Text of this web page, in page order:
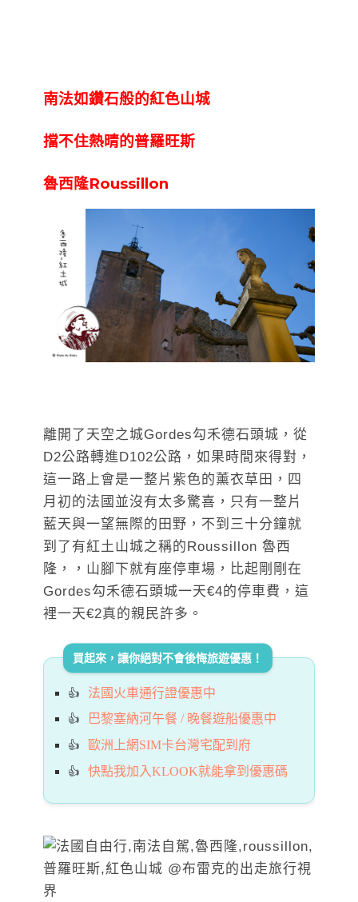
南法如鑽石般的紅色山城
擋不住熱晴的普羅旺斯
魯西隆Roussillon
離開了天空之城Gordes勾禾德石頭城，從
D2公路轉進D102公路，如果時間來得對，
這一路上會是一整片紫色的薰衣草田，四
月初的法國並沒有太多驚喜，只有一整片
藍天與一望無際的田野，不到三十分鐘就
到了有紅土山城之稱的Roussillon 魯西
隆，，山腳下就有座停車場，比起剛剛在
Gordes勾禾德石頭城一天€4的停車費，這
裡一天€2真的親民許多。
買起來，讓你絕對不會後悔旅遊優惠！
法國火車通行證優惠中
巴黎塞納河午餐 / 晚餐遊船優惠中
歐洲上網SIM卡台灣宅配到府
快點我加入KLOOK就能拿到優惠碼